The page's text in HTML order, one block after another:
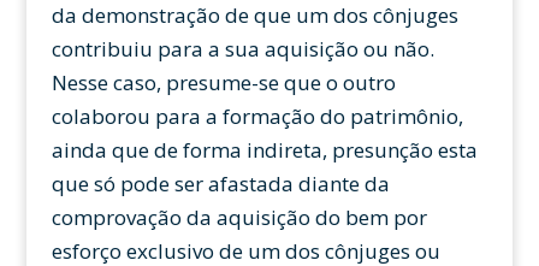
da demonstração de que um dos cônjuges
contribuiu para a sua aquisição ou não.
Nesse caso, presume-se que o outro
colaborou para a formação do patrimônio,
ainda que de forma indireta, presunção esta
que só pode ser afastada diante da
comprovação da aquisição do bem por
esforço exclusivo de um dos cônjuges ou